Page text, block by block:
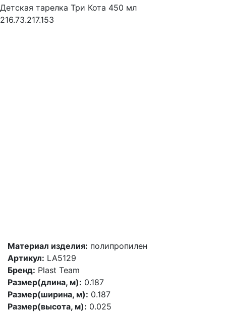
Детская тарелка Три Кота 450 мл
216.73.217.153
Материал изделия: полипропилен
Артикул: LA5129
Бренд: Plast Team
Размер(длина, м): 0.187
Размер(ширина, м): 0.187
Размер(высота, м): 0.025